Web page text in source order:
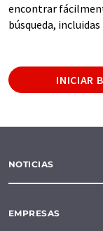
encontrar
búsqueda,
INICIAR
NOTICIAS
EMPRESAS